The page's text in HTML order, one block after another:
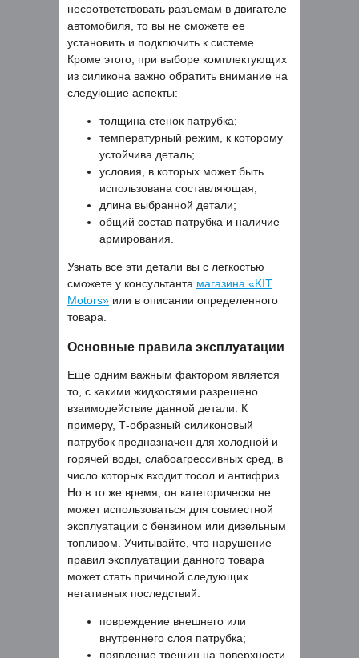
несоответствовать разъемам в двигателе
автомобиля, то вы не сможете ее
установить и подключить к системе.
Кроме этого, при выборе комплектующих
из силикона важно обратить внимание на
следующие аспекты:
толщина стенок патрубка;
температурный режим, к которому
устойчива деталь;
условия, в которых может быть
использована составляющая;
длина выбранной детали;
общий состав патрубка и наличие
армирования.
Узнать все эти детали вы с легкостью
сможете у консультанта магазина «KIT
Motors» или в описании определенного
товара.
Основные правила эксплуатации
Еще одним важным фактором является
то, с какими жидкостями разрешено
взаимодействие данной детали. К
примеру, Т-образный силиконовый
патрубок предназначен для холодной и
горячей воды, слабоагрессивных сред, в
число которых входит тосол и антифриз.
Но в то же время, он категорически не
может использоваться для совместной
эксплуатации с бензином или дизельным
топливом. Учитывайте, что нарушение
правил эксплуатации данного товара
может стать причиной следующих
негативных последствий:
повреждение внешнего или
внутреннего слоя патрубка;
появление трещин на поверхности